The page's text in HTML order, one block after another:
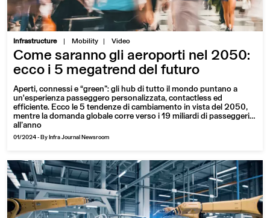
Infrastructure | Mobility Video
Come saranno gli aeroporti nel 2050:
ecco i 5 megatrend del futuro
Aperti, connessi e “green”: gli hub di tutto il mondo puntano a
un'esperienza passeggero personalizzata, contactless ed
efficiente. Ecco le 5 tendenze di cambiamento in vista del 2050,
mentre la domanda globale corre verso i 19 miliardi di passeggeri
all’anno
01/2024 - By Infra Journal Newsroom